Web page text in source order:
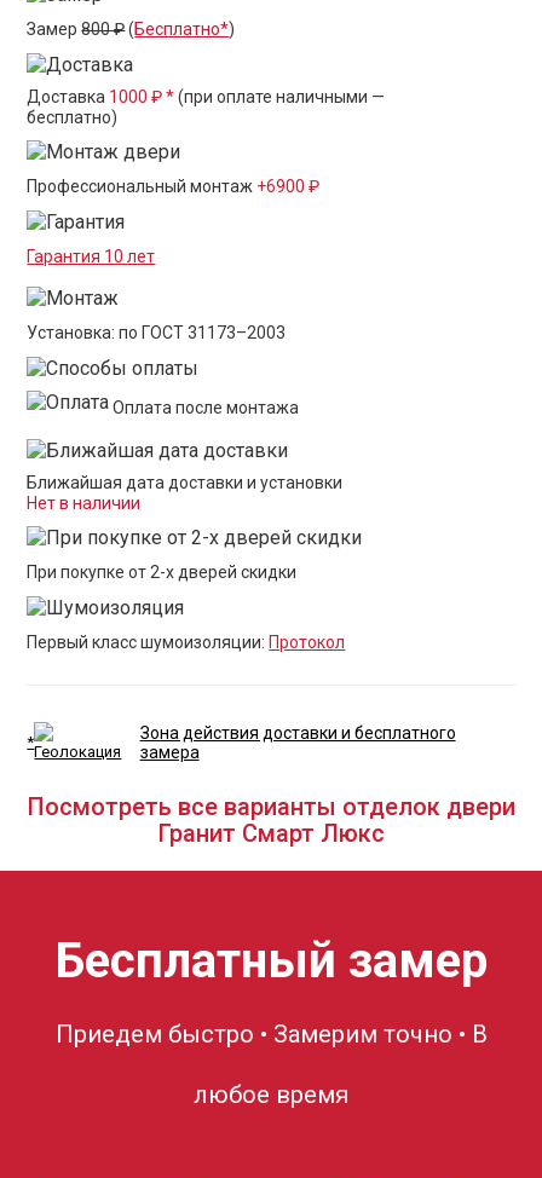
Замер800 ₽(Бесплатно*)
Доставка 1000 ₽ *(при оплате наличными —
бесплатно)
Профессиональный монтаж +6900 ₽
Гарантия 10 лет
Установка: по ГОСТ 31173–2003
Оплата после монтажа
Ближайшая дата доставки и установки
Нет в наличии
При покупке от 2-х дверей скидки
Первый класс шумоизоляции: Протокол
*
Зона действия доставки и бесплатного
замера
Посмотреть все варианты отделок двери
Гранит Смарт Люкс
Бесплатный замер
Приедем быстро • Замерим точно • В
любое время